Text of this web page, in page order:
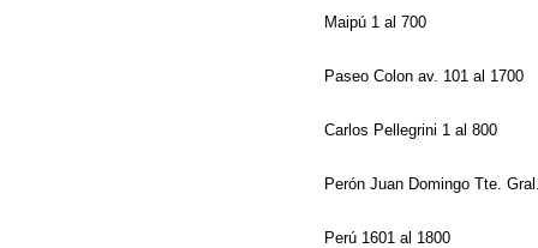
Maipú 1 al 700
Paseo Colon av. 101 al 1700
Carlos Pellegrini 1 al 800
Perón Juan Domingo Tte.
Perú 1601 al 1800